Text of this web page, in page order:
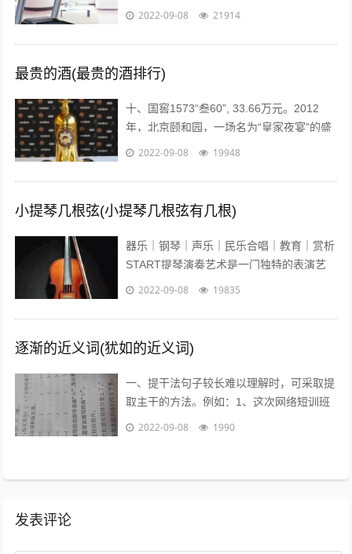
配置跑步机的明星也不少。近日，张继科的
2022-09-08 21914
最贵的酒(最贵的酒排行)
十、国窖1573“叁60”, 33.66万元。2012
年，北京颐和园，一场名为“皇家夜宴”的盛
宴举行。中国高端奢侈白酒品牌——国窖
2022-09-08 19948
小提琴几根弦(小提琴几根弦有几根)
器乐｜钢琴｜声乐｜民乐合唱｜教育｜赏析
START提琴演奏艺术是一门独特的表演艺
术，它的音色轻盈悦耳、沁人心脾、它宛如
2022-09-08 19835
逐渐的近义词(犹如的近义词)
一、提干法句子较长难以理解时，可采取提
取主干的方法。例如：1、这次网络短训班
的学员，除北大本校人员外，还有来自清华
2022-09-08 1990
发表评论